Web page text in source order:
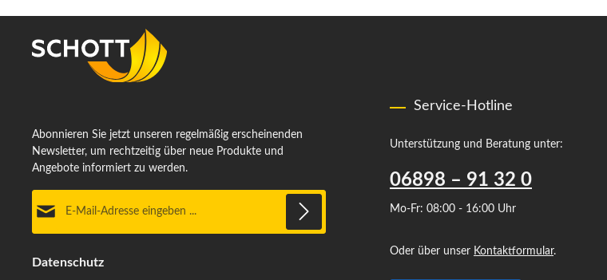
Abonnieren Sie jetzt unseren regelmäßig erscheinenden
Newsletter, um rechtzeitig über neue Produkte und
Angebote informiert zu werden.
Datenschutz
Service-Hotline
Unterstützung und Beratung unter:
06898 – 91 32 0
Mo-Fr: 08:00 - 16:00 Uhr
Oder über unser Kontaktformular.